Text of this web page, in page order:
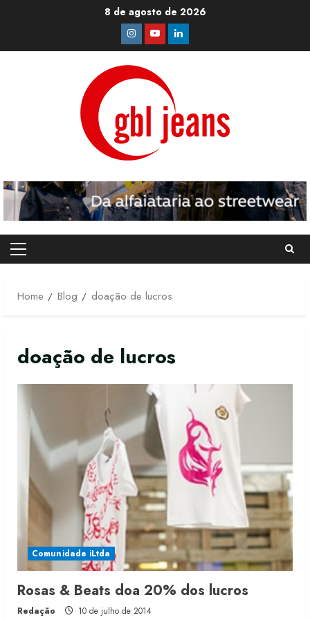
8 de agosto de 2026
Instagram
YoutubeLinkedin
Primary
Home
Blog doação de lucros
doação de lucros
Comunidade iLtda
Rosas & Beats doa 20% dos lucros
Redação 10 de julho de 2014
Moda vende US$63,7 bilhões em
produtos licenciados
6 de agosto de 2026